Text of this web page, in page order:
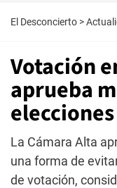
El Desconcierto >
Votación
aprueba
La Cámara Alta
una forma de
de votación,